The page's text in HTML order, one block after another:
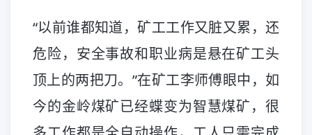
“以前谁都知道，矿工工作又脏又累，还
危险，安全事故和职业病是悬在矿工头
顶上的两把刀。”在矿工李师傅眼中，如
今的金岭煤矿已经蝶变为智慧煤矿，很